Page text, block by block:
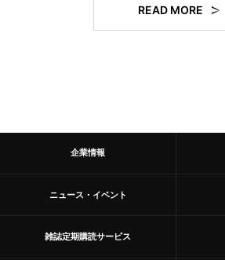
READ MORE
企業情報
ニュース・イベント
雑誌定期購読サービス